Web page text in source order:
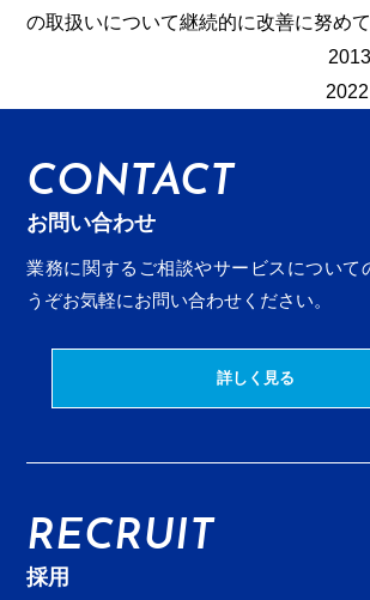
の取扱いについて継続的に改善に努めて
CONTACT
お問い合わせ
業務に関するご相談やサービスについて
うぞお気軽にお問い合わせください。
詳しく見る
RECRUIT
採用